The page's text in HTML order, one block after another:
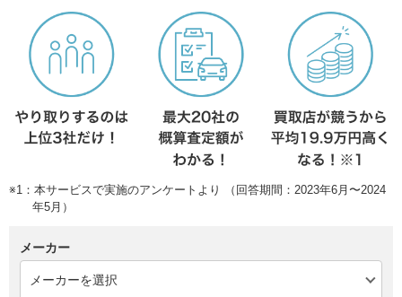
※1：本サービスで実施のアンケートより （回答期間：2023年6月〜2024
年5月）
メーカー